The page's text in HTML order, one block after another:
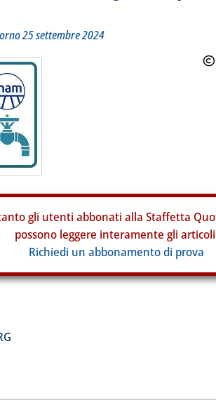
25 settembre 2024
gli utenti abbonati alla Staffetta
possono leggere interamente gli
Richiedi un abbonamento di prova
alla notizia